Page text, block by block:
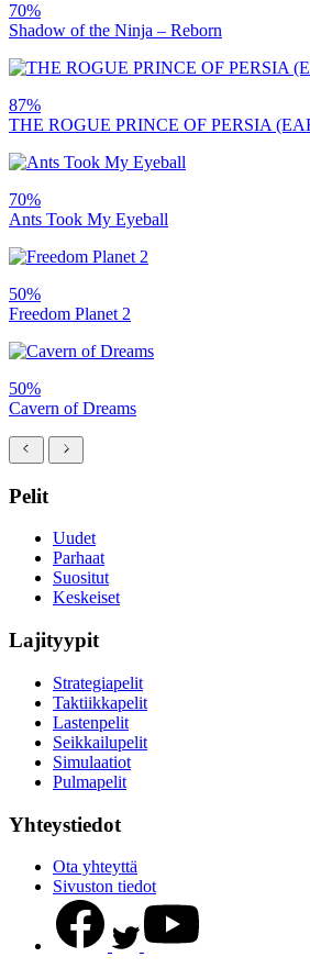
70%
Shadow of the Ninja – Reborn
87%
THE ROGUE PRINCE OF PERSIA
70%
Ants Took My Eyeball
50%
Freedom Planet 2
50%
Cavern of Dreams
Pelit
Uudet
Parhaat
Suositut
Keskeiset
Lajityypit
Strategiapelit
Taktiikkapelit
Lastenpelit
Seikkailupelit
Simulaatiot
Pulmapelit
Yhteystiedot
Ota yhteyttä
Sivuston tiedot